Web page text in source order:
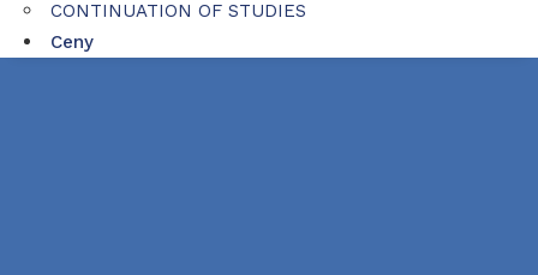
CONTINUATION OF STUDIES
Ceny